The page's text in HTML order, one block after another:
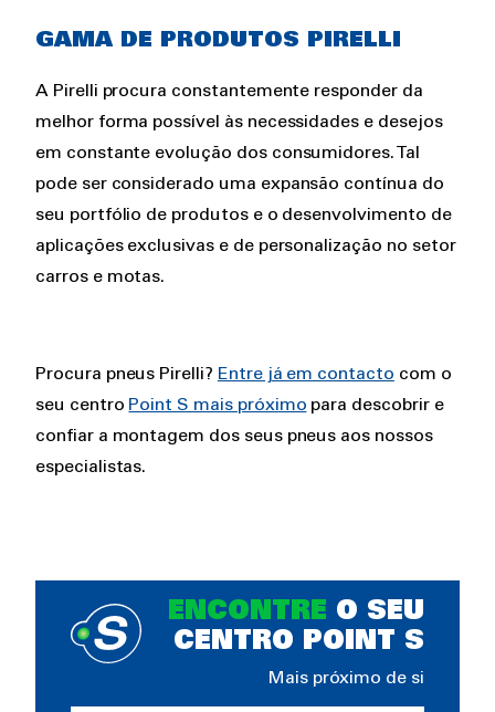
GAMA DE PRODUTOS PIRELLI
A Pirelli procura constantemente responder da
melhor forma possível às necessidades e desejos
em constante evolução dos consumidores. Tal
pode ser considerado uma expansão contínua do
seu portfólio de produtos e o desenvolvimento de
aplicações exclusivas e de personalização no setor
carros e motas.
Procura pneus Pirelli? Entre já em contacto com o
seu centro Point S mais próximo para descobrir e
confiar a montagem dos seus pneus aos nossos
especialistas.
ENCONTRE O SEU
CENTRO POINT S
Mais próximo de si